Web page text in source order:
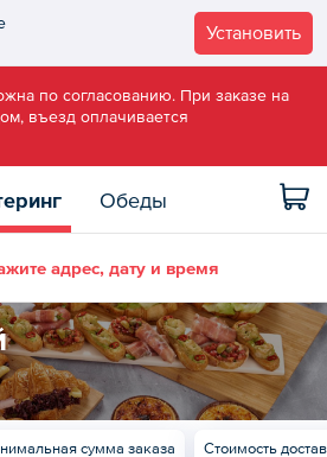
Установить
по согласованию. При заказе на
въезд оплачивается
Обеды
адрес, дату и время
сумма заказа
Стоимость